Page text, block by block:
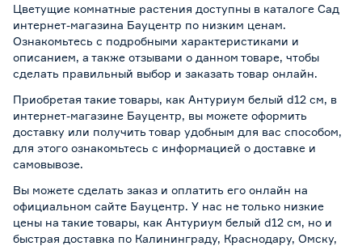
Цветущие комнатные растения доступны в каталоге Сад
интернет-магазина Бауцентр по низким ценам.
Ознакомьтесь с подробными характеристиками и
описанием, а также отзывами о данном товаре, чтобы
сделать правильный выбор и заказать товар онлайн.
Приобретая такие товары, как Антуриум белый d12 см, в
интернет-магазине Бауцентр, вы можете оформить
доставку или получить товар удобным для вас способом,
для этого ознакомьтесь с информацией о доставке и
самовывозе.
Вы можете сделать заказ и оплатить его онлайн на
официальном сайте Бауцентр. У нас не только низкие
цены на такие товары, как Антуриум белый d12 см, но и
быстрая доставка по Калининграду, Краснодару, Омску,